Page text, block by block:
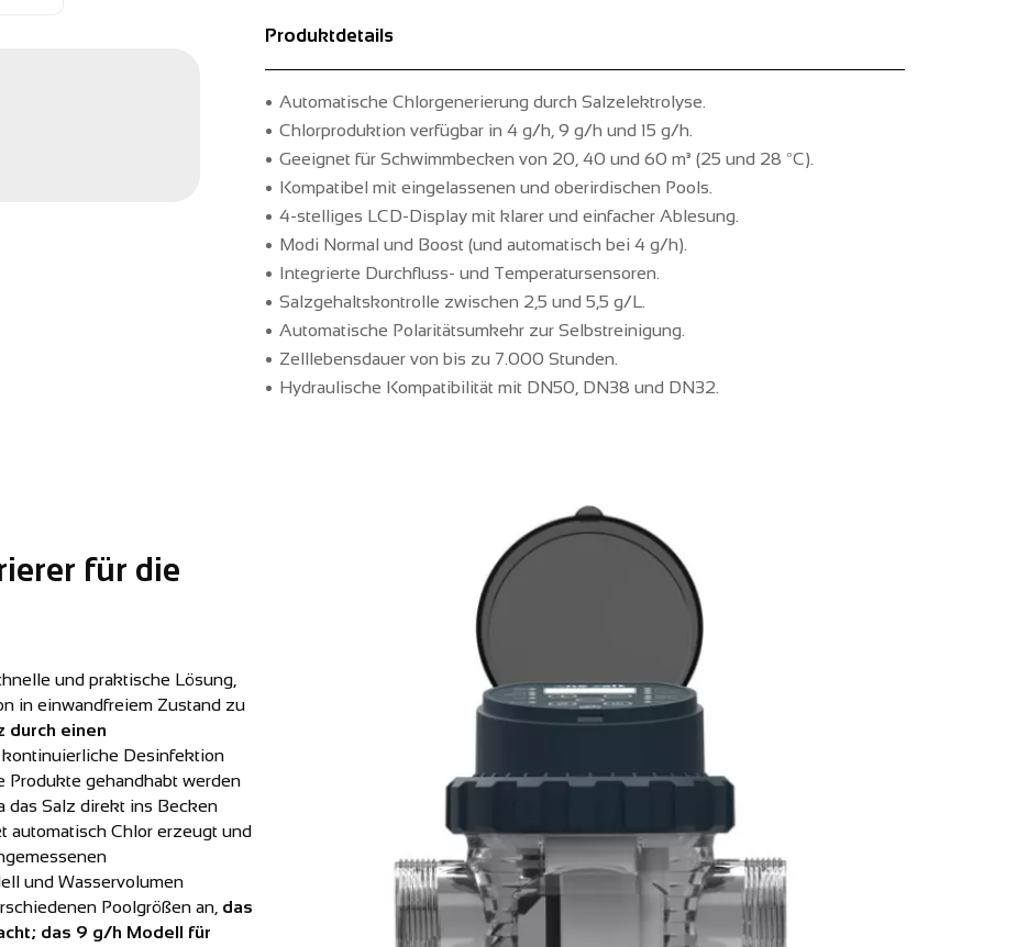
Produktdetails
Automatische Chlorgenerierung durch Salzelektrolyse.
Chlorproduktion verfügbar in 4 g/h, 9 g/h und 15 g/h.
Geeignet für Schwimmbecken von 20, 40 und 60 m³ (25 und 28 ºC).
Kompatibel mit eingelassenen und oberirdischen Pools.
4-stelliges LCD-Display mit klarer und einfacher Ablesung.
Modi Normal und Boost (und automatisch bei 4 g/h).
Integrierte Durchfluss- und Temperatursensoren.
Salzgehaltskontrolle zwischen 2,5 und 5,5 g/L.
Automatische Polaritätsumkehr zur Selbstreinigung.
Zelllebensdauer von bis zu 7.000 Stunden.
Hydraulische Kompatibilität mit DN50, DN38 und DN32.
für die
und praktische Lösung,
in einwandfreiem Zustand zu
durch einen
Desinfektion
Produkte gehandhabt werden
das Salz direkt ins Becken
automatisch Chlor erzeugt und
und Wasservolumen
Poolgrößen an, das
das 9 g/h Modell für